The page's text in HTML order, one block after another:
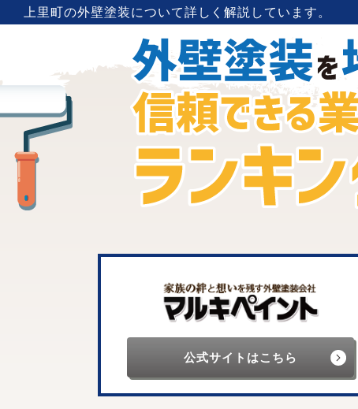
上里町の外壁塗装について詳しく解説しています。
公式サイトはこちら